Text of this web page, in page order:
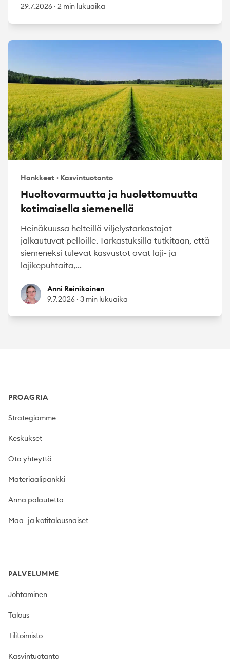
29.7.2026 · 2 min lukuaika
Hankkeet · Kasvintuotanto
Huoltovarmuutta ja huolettomuutta
kotimaisella siemenellä
Heinäkuussa helteillä viljelystarkastajat
jalkautuvat pelloille. Tarkastuksilla tutkitaan, että
siemeneksi tulevat kasvustot ovat laji- ja
lajikepuhtaita,...
Anni Reinikainen
Anni Reinikainen
9.7.2026 · 3 min lukuaika
PROAGRIA
Strategiamme
Keskukset
Ota yhteyttä
Materiaalipankki
Anna palautetta
Maa- ja kotitalousnaiset
PALVELUMME
Johtaminen
Talous
Tilitoimisto
Kasvintuotanto